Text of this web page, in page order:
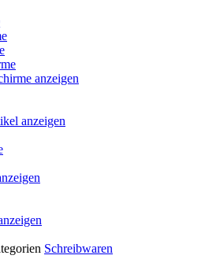
anzeigen
anzeigen
Schreibwaren